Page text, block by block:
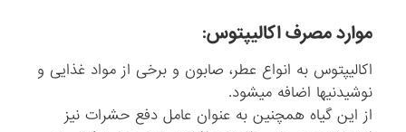
موارد مصرف اکالیپتوس:
اکالیپتوس به انواع عطر، صابون و برخی از مواد غذایی و
نوشیدنیها اضافه میشود.
از این گیاه همچنین به عنوان عامل دفع حشرات نیز